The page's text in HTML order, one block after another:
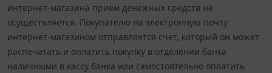
интернет-магазина прием денежных средств не
осуществляется. Покупателю на электронную почту
интернет-магазином отправляется счет, который он может
распечатать и оплатить покупку в отделении банка
наличными в кассу банка или самостоятельно оплатить